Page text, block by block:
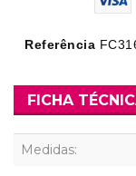
Referência
FICHA
Medidas: